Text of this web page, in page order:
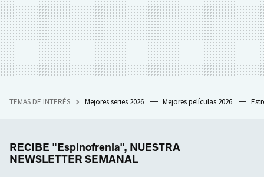
TEMAS DE INTERÉS Mejores series 2026 Mejores películas 2026
RECIBE "Espinofrenia", NUESTRA
NEWSLETTER SEMANAL